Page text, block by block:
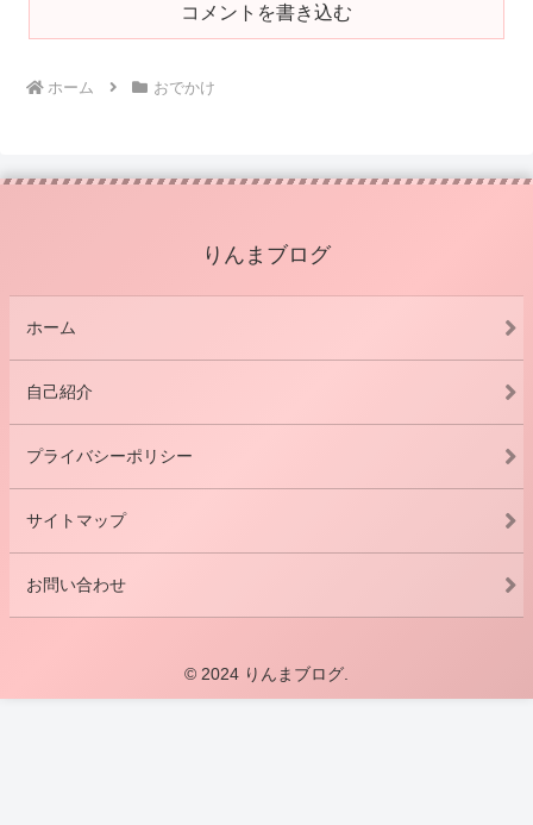
コメントを書き込む
ホーム おでかけ
りんまブログ
ホーム
自己紹介
プライバシーポリシー
サイトマップ
お問い合わせ
© 2024 りんまブログ.